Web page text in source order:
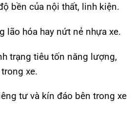
bền của nội thất, linh kiện.
lão hóa hay nứt nẻ nhựa xe.
trạng tiêu tốn năng lượng,
xe.
tư và kín đáo bên trong xe